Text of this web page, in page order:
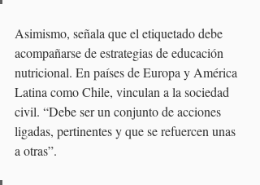
Asimismo, señala que el etiquetado debe
acompañarse de estrategias de educación
nutricional. En países de Europa y América
Latina como Chile, vinculan a la sociedad
civil. “Debe ser un conjunto de acciones
ligadas, pertinentes y que se refuercen unas
a otras”.